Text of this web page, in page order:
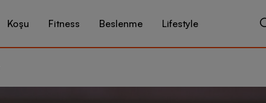
Koşu Fitness Beslenme Lifestyle